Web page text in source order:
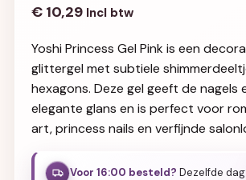
€ 10,29 Incl btw
Yoshi Princess Gel Pink is een
glittergel met subtiele
hexagons. Deze gel geeft de nagels
elegante glans en is perfect voor
art, princess nails en verfijnde
Voor 16:00 besteld? Dezelfde